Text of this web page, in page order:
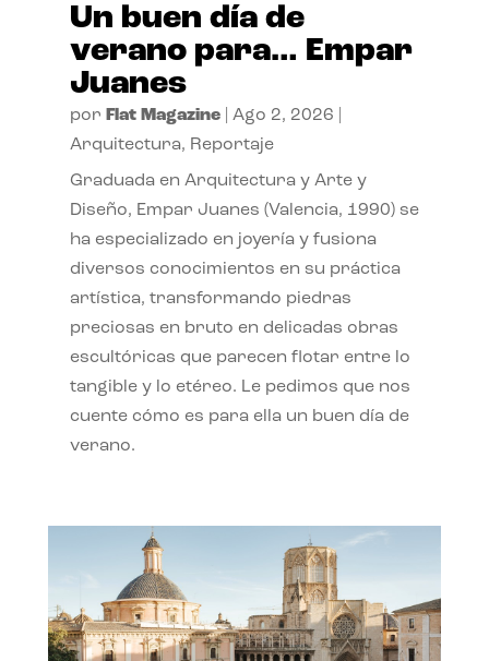
Un buen día de
verano para… Empar
Juanes
por Flat Magazine| Ago 2, 2026
Arquitectura, Reportaje
Graduada en Arquitectura y Arte y
Diseño, Empar Juanes (Valencia, 1990) se
ha especializado en joyería y fusiona
diversos conocimientos en su práctica
artística, transformando piedras
preciosas en bruto en delicadas obras
escultóricas que parecen flotar entre lo
tangible y lo etéreo. Le pedimos que nos
cuente cómo es para ella un buen día de
verano.